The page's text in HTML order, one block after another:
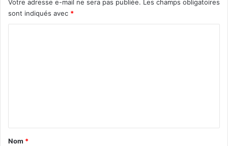
Votre adresse e-mail ne sera pas publiée. Les champs obligatoires
sont indiqués avec *
a
Nom *